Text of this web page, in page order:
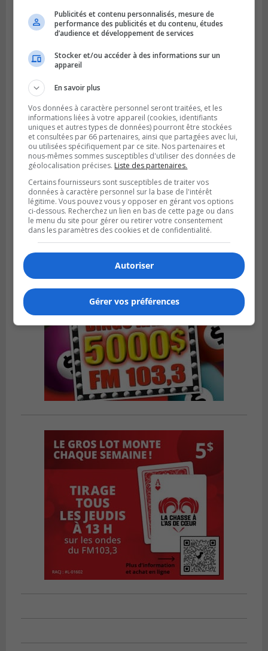
L’ÉNA de Saint-Hubert pourrait vivre une
forte croissance
BOUCHERVILLE
Publié le 13 juillet 2026 à 10h43
Boucherville et le CSSP discutent d’une
Planification scolaire
Publicités et contenu personnalisés, mesure de
performance des publicités et du contenu, études
d’audience et développement de services
Stocker et/ou accéder à des informations sur un
appareil
En savoir plus
Vos données à caractère personnel seront traitées, et les
informations liées à votre appareil (cookies, identifiants
uniques et autres types de données) pourront être stockées
et consultées par 66 partenaires, ainsi que partagées avec lui,
ou utilisées spécifiquement par ce site. Nos partenaires et
nous-mêmes sommes susceptibles d'utiliser des données de
géolocalisation précises. Liste des partenaires.
Certains fournisseurs sont susceptibles de traiter vos
données à caractère personnel sur la base de l'intérêt
légitime. Vous pouvez vous y opposer en gérant vos options
ci-dessous. Recherchez un lien en bas de cette page ou dans
le menu du site pour gérer ou retirer votre consentement
dans les paramètres des cookies et de confidentialité.
Autoriser
Gérer vos préférences